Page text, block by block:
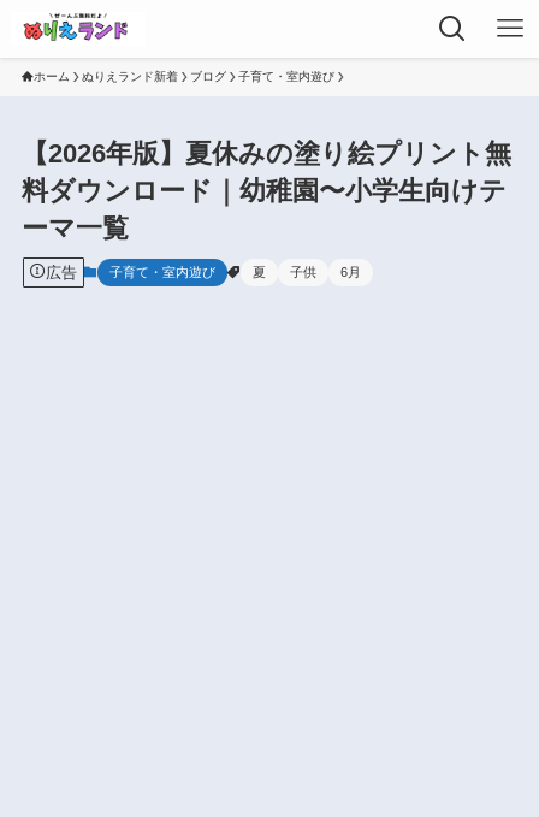
ホーム ぬりえランド新着 ブログ 子育て・室内遊び
【2026年版】夏休みの塗り絵プリント無
料ダウンロード｜幼稚園〜小学生向けテ
ーマ一覧
広告 子育て・室内遊び 夏 子供 6月